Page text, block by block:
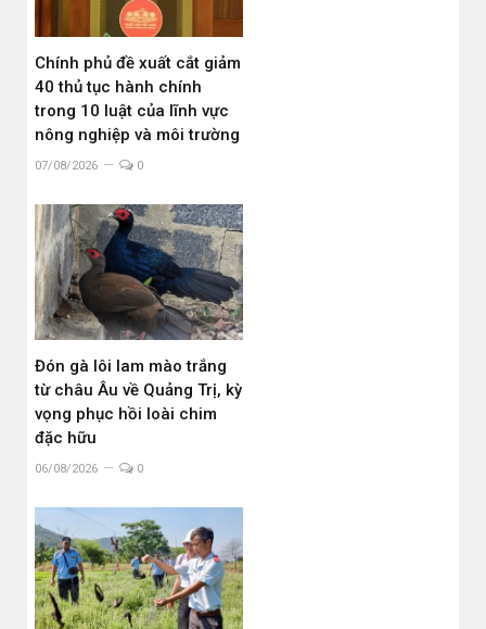
Chính phủ đề xuất cắt giảm
40 thủ tục hành chính
trong 10 luật của lĩnh vực
nông nghiệp và môi trường
07/08/2026 0
Đón gà lôi lam mào trắng
từ châu Âu về Quảng Trị, kỳ
vọng phục hồi loài chim
đặc hữu
06/08/2026 0